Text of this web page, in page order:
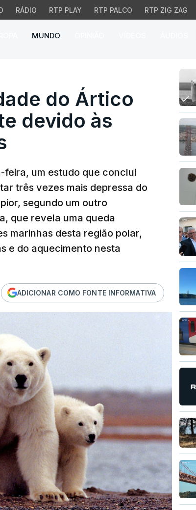
RÁDIO RTP PLAY RTP PALCO RTP ZIG ZAG
MUNDO
do Ártico
do Ártico
devido às
feira, um estudo que conclui
três vezes mais depressa do
segundo um outro
que revela uma queda
marinhas desta região polar,
e do aquecimento nesta
ADICIONAR COMO FONTE INFORMATIVA